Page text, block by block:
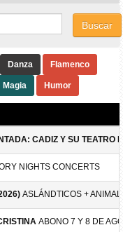
Buscar
Danza Flamenco
Magia Humor
CADIZ Y SU TEATRO
NIGHTS CONCERTS
ASLÁNDTICOS +
ABONO 7 Y 8 DE